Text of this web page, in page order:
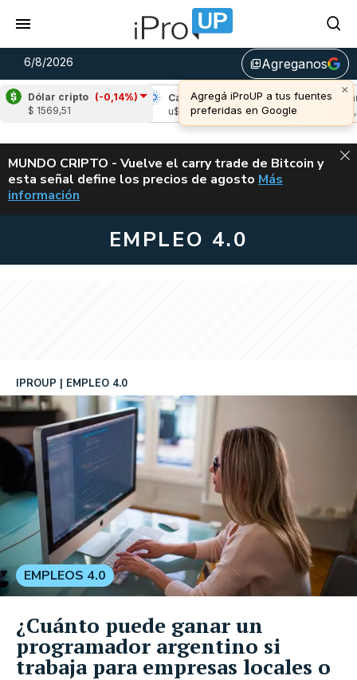
6/8/2026 library_addAgreganos
Dólar cripto (-0,14%)
$ 1569,51
(-0,98%)
Cardano (-2,10%)
Avalanche
u$s 6,45
ALERTA
MUNDO CRIPTO - Vuelve el carry trade de Bitcoin y
esta señal define los precios de agosto VUELVE EL
Más
información
EMPLEO 4.0
IPROUP EMPLEO 4.0
EMPLEOS 4.0
¿Cuánto puede ganar un
programador argentino si
trabaja para empresas locales o